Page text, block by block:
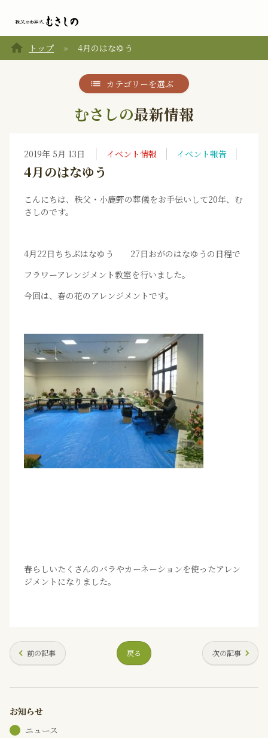
home トップ 4月のはなゆう
カテゴリーを選ぶ
むさしの最新情報
2019年 5月 13日 イベント情報 イベント報告
4月のはなゆう
こんにちは、秩父・小鹿野の葬儀をお手伝いして20年、む
さしのです。
4月22日ちちぶはなゆう 27日おがのはなゆうの日程で
フラワーアレンジメント教室を行いました。
今回は、春の花のアレンジメントです。
春らしいたくさんのバラやカーネーションを使ったアレン
ジメントになりました。
前の記事 戻る 次の記事
お知らせ
ニュース